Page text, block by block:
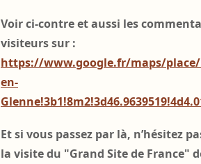
Voir ci-contre et aussi les
visiteurs sur :
https://www.google.fr/maps/place/
en-
Et si vous passez par là, n’hésitez
la visite du "Grand Site de France"